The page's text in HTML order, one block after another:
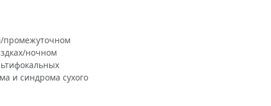
промежуточном
ночном
и синдрома сухого